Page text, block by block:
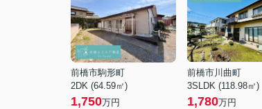
前橋市駒形町
2DK (64.59㎡)
1,750万円
前橋市川曲町
3SLDK (118.98㎡)
1,780万円